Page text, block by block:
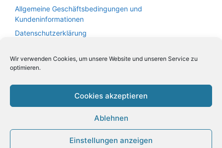
Wir verwenden Cookies, um unsere Website und unseren Service zu
optimieren.
Cookies akzeptieren
Ablehnen
Einstellungen anzeigen
Allgemeine Geschäftsbedingungen und
Kundeninformationen
Datenschutzerklärung
KUNDENSERVICE
Widerrufsrecht für Verbraucher
Leder Handtaschen von VOI
Vertrag widerrufen